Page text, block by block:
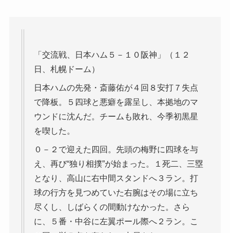
「交流戦、日本ハム５－１０阪神」（１２
日、札幌ドーム）
日本ハムの先発・斎藤佑が４回８安打７失点
で降板。５四球と悪癖を露呈し、本拠地のマ
ウンドに沈んだ。チームも敗れ、今季初黒星
を喫した。
０－２で迎えた四回。先頭の梅野に四球を与
え、再び“独り相撲”が始まった。１死二、三塁
となり、高山に右中間スタンドへ３ラン。打
球の行方を見つめていた右腕はその場に立ち
尽くし、しばらくの間動けなかった。さら
に、５番・中谷に左翼ポール際へ２ラン。こ